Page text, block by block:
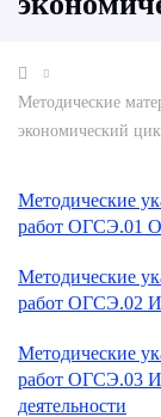
Методические
экономический
Методические
работ ОГСЭ.01
Методические
работ ОГСЭ.02
Методические
работ ОГСЭ.03
деятельности